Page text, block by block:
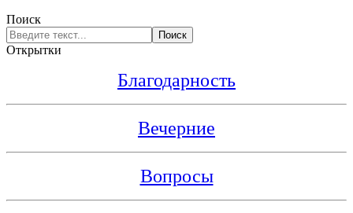
Поиск
Поиск
Открытки
Благодарность
Вечерние
Вопросы